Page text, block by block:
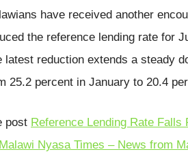
have received another
the reference lending rate for
latest reduction extends a steady
25.2 percent in January to 20.4
post Reference Lending Rate Falls
Malawi Nyasa Times – News from